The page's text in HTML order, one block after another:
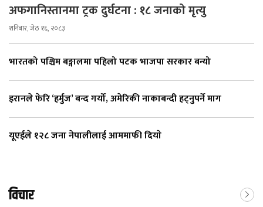
अफगानिस्तानमा ट्रक दुर्घटना : १८ जनाको मृत्यु
शनिबार, जेठ १६, २०८३
भारतको पश्चिम बङ्गालमा पहिलो पटक भाजपा सरकार बन्यो
इरानले फेरि ‘हर्मुज’ बन्द गर्यो, अमेरिकी नाकाबन्दी हट्नुपर्ने माग
यूएईले १२८ जना नेपालीलाई आममाफी दियाे
विचार